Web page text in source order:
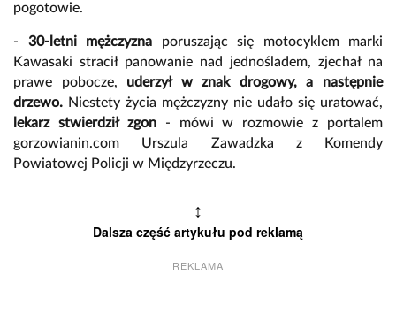
pogotowie.
- 30-letni mężczyzna poruszając się motocyklem marki
Kawasaki stracił panowanie nad jednośladem, zjechał na
prawe pobocze, uderzył w znak drogowy, a następnie
drzewo. Niestety życia mężczyzny nie udało się uratować,
lekarz stwierdził zgon - mówi w rozmowie z portalem
gorzowianin.com Urszula Zawadzka z Komendy
Powiatowej Policji w Międzyrzeczu.
↕
Dalsza część artykułu pod reklamą
REKLAMA